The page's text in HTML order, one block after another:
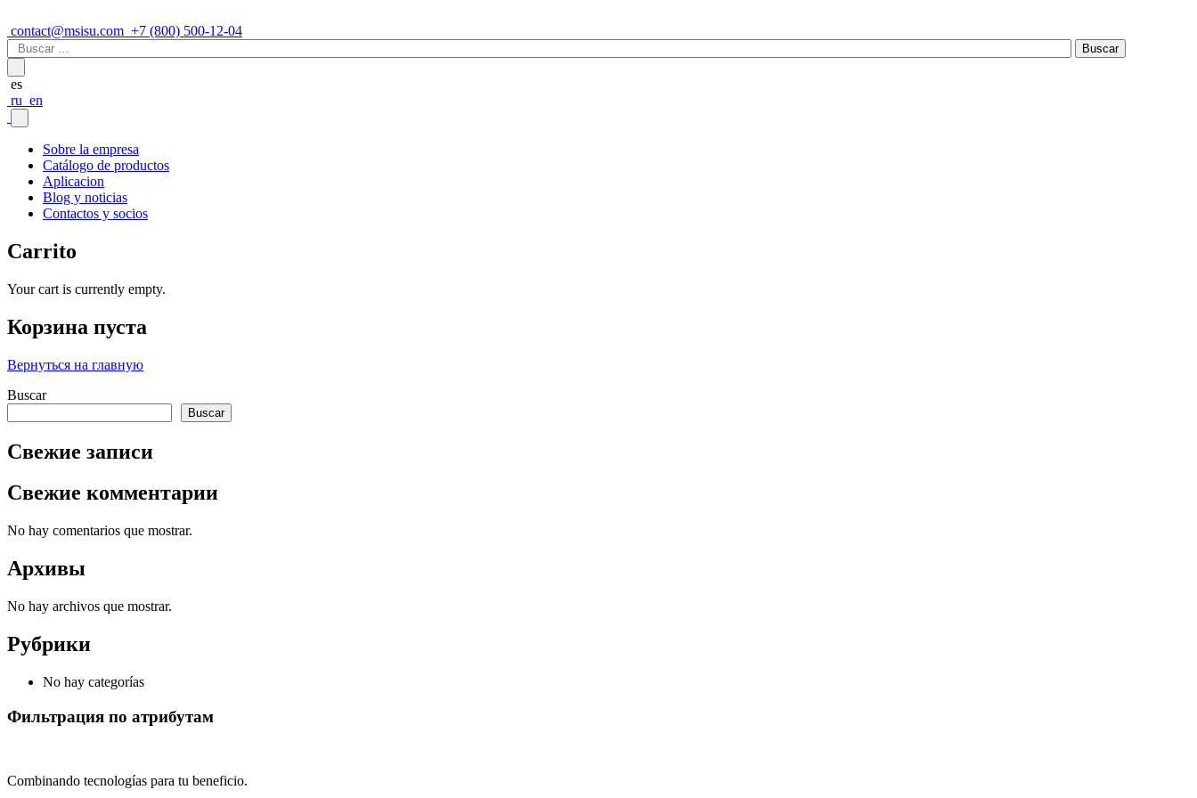
contact@msisu.com +7 (800) 500-12-04
Buscar:
es
ru en
Sobre la empresa
Catálogo de productos
Aplicacion
Blog y noticias
Contactos y socios
Carrito
Your cart is currently empty.
Корзина пуста
Вернуться на главную
Buscar
Buscar
Свежие записи
Свежие комментарии
No hay comentarios que mostrar.
Архивы
No hay archivos que mostrar.
Рубрики
No hay categorías
Фильтрация по атрибутам
Combinando tecnologías para tu beneficio.